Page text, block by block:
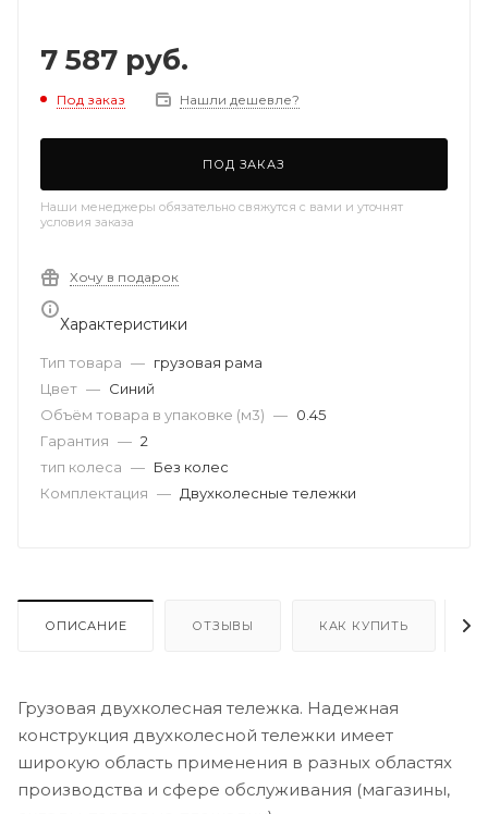
7 587 руб.
Под заказ Нашли дешевле?
ПОД ЗАКАЗ
Наши менеджеры обязательно свяжутся с вами и уточнят
условия заказа
Хочу в подарок
Характеристики
Тип товара — грузовая рама
Цвет — Синий
Объём товара в упаковке (м3) — 0.45
Гарантия — 2
тип колеса — Без колес
Комплектация — Двухколесные тележки
ОПИСАНИЕ ОТЗЫВЫ КАК КУПИТЬ
Грузовая двухколесная тележка. Надежная
конструкция двухколесной тележки имеет
широкую область применения в разных областях
производства и сфере обслуживания (магазины,